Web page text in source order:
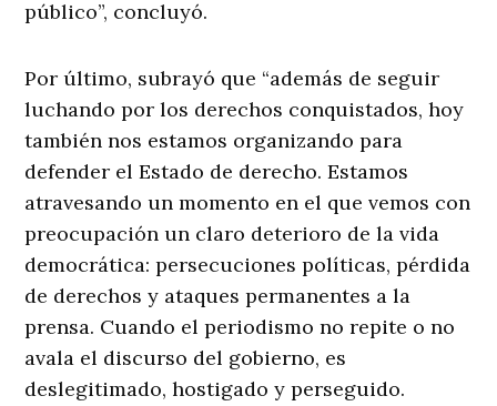
público”, concluyó.
Por último, subrayó que “además de seguir
luchando por los derechos conquistados, hoy
también nos estamos organizando para
defender el Estado de derecho. Estamos
atravesando un momento en el que vemos con
preocupación un claro deterioro de la vida
democrática: persecuciones políticas, pérdida
de derechos y ataques permanentes a la
prensa. Cuando el periodismo no repite o no
avala el discurso del gobierno, es
deslegitimado, hostigado y perseguido.